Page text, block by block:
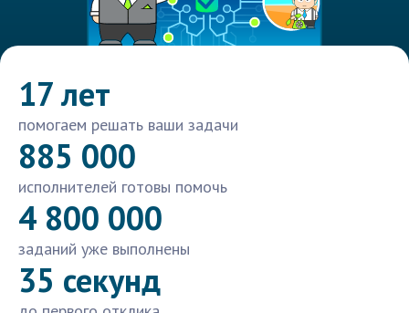
17 лет
помогаем решать ваши задачи
885 000
исполнителей готовы помочь
4 800 000
заданий уже выполнены
35 секунд